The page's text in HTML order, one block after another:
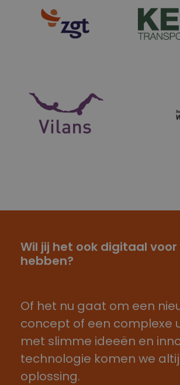
Wil jij het ook digitaal
hebben?
Of het nu gaat om een
concept of een complexe
met slimme ideeën en
technologie komen we
oplossing.